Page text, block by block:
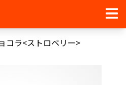
コラ<ストロベリー>